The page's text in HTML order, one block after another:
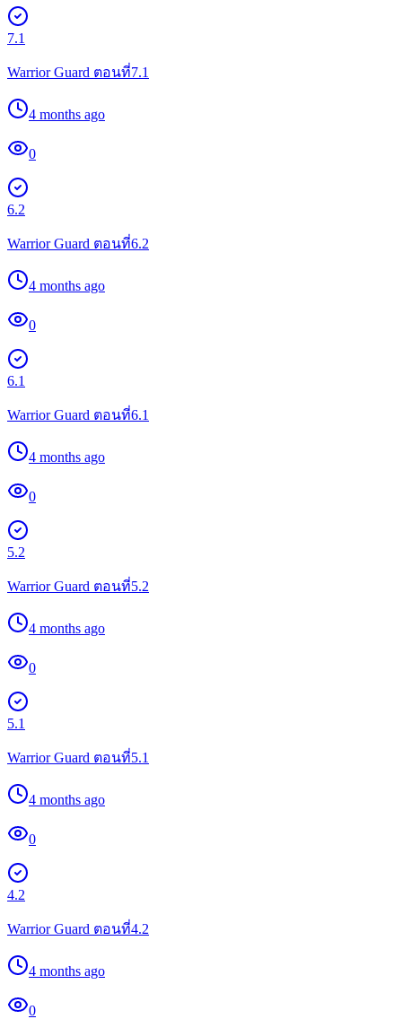
7.1
Warrior Guard ตอนที่7.1
4 months ago
0
6.2
Warrior Guard ตอนที่6.2
4 months ago
0
6.1
Warrior Guard ตอนที่6.1
4 months ago
0
5.2
Warrior Guard ตอนที่5.2
4 months ago
0
5.1
Warrior Guard ตอนที่5.1
4 months ago
0
4.2
Warrior Guard ตอนที่4.2
4 months ago
0